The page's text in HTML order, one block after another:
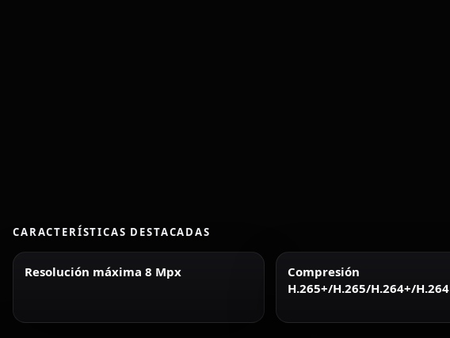
CARACTERÍSTICAS DESTACADAS
Resolución máxima 8 Mpx
Compresión
H.265+/H.265/H.264+/H.264